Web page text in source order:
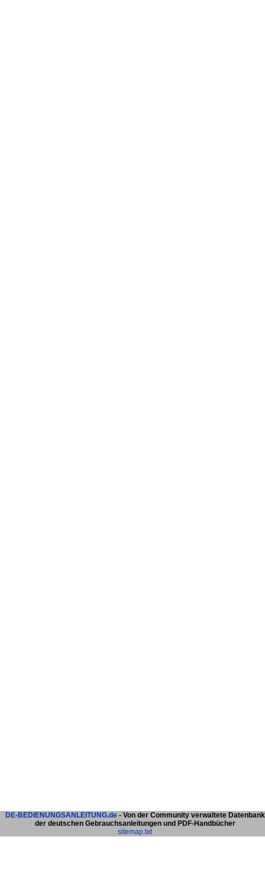
DE-BEDIENUNGSANLEITUNG.de- Von der Community verwaltete Datenbank
der deutschen Gebrauchsanleitungen und PDF-Handbücher
sitemap.txt